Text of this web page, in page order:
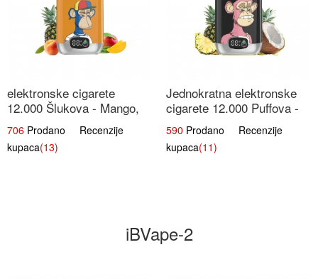
elektronske cigarete
12.000 Šlukova - Mango,
Ananas, Breskva | Tropska
Voćna Mješavina
706 Prodano Recenzije
kupaca(13)
Jednokratna elektronske
cigarete 12.000 Puffova -
Ananas i Kokos Sladoled |
Tropski Desert
590 Prodano Recenzije
kupaca(11)
iBVape-2